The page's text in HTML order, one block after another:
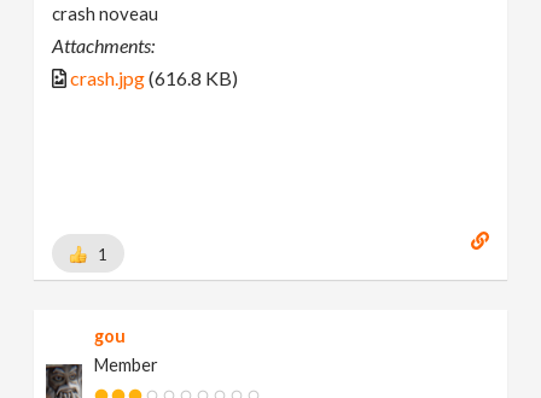
crash noveau
Attachments:
crash.jpg(616.8 KB)
1
gou
Member